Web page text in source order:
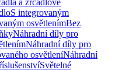
a zrcadlové
S integrovaným
osvětlenímBez
Náhradní díly pro
Náhradní díly pro
osvětleníNáhradní
Světelné